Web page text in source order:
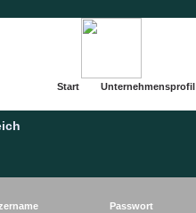
Start Unternehmensprofil
Passwort